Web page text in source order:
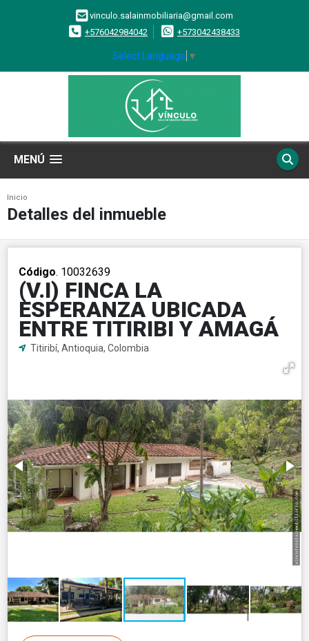
vinculo.salainmobiliaria@gmail.com
+576042984042
+573042438433
Select Language ▼
MENÚ
Inicio
Detalles del inmueble
Código. 10032639
(V.I) FINCA LA
ESPERANZA UBICADA
ENTRE TITIRIBI Y AMAGÁ
Titiribí, Antioquia, Colombia